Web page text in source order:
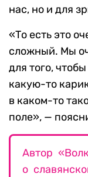
нас, но и для
«То есть это
сложный. Мы
для того,
какую-то
в каком-то
поле», —
Автор
о